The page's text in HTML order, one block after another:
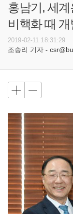
홍남기, 세
비핵화 때
2019-02-11 18:31:29
조승리 기자 -